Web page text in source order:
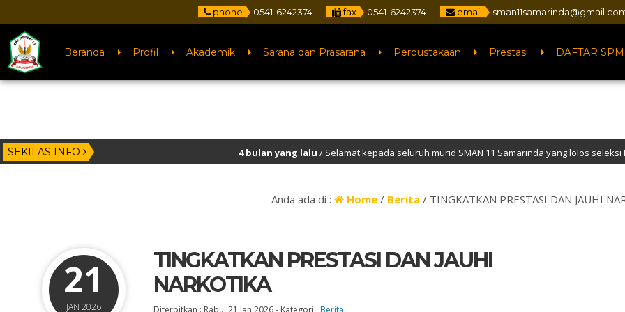
phone 0541-6242374 fax 0541-6242374 email
Beranda Profil Akademik Sarana dan Prasarana Perpustakaan Prestasi DAFTAR
SEKILAS INFO 4 bulan yang lalu/ Selamat kepada seluruh murid SMAN 11 Samarinda yang lolos seleksi PTN jalur SNBP
Anda ada di : Home / Berita / TINGKATKAN PRESTASI DAN JAUHI
21
JAN 2026
TINGKATKAN PRESTASI DAN JAUHI
NARKOTIKA
Diterbitkan : Rabu, 21 Jan 2026- Kategori : Berita